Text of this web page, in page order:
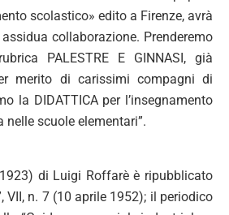
scolastico» edito a Firenze, avrà
collaborazione. Prenderemo
PALESTRE E GINNASI, già
merito di carissimi compagni di
la DIDATTICA per l’insegnamento
nelle scuole elementari”.
di Luigi Roffarè è ripubblicato
VII, n. 7 (10 aprile 1952); il periodico